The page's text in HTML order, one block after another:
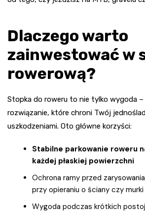
Dlaczego warto
zainwestować w
rowerową?
Stopka do roweru to nie tylko wygoda
rozwiązanie, które chroni Twój
uszkodzeniami. Oto główne korzyści:
Stabilne parkowanie roweru
każdej płaskiej powierzchni
Ochrona ramy przed
przy opieraniu o ściany czy murki
Wygoda podczas krótkich